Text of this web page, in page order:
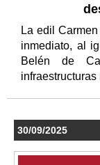
La edil
inmediato, al
Belén de
30/09/2025